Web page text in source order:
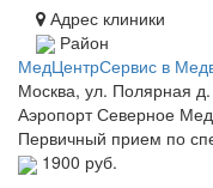
Адрес клиники
Район
МедЦентрСервис в
Москва, ул. Полярная
АэропортСеверное
Первичный прием по
1900 руб.